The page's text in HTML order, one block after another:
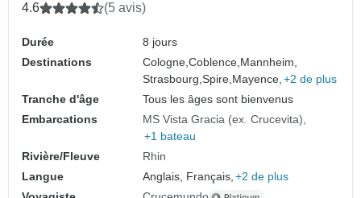
4.6 (5 avis)
Durée
8 jours
Destinations
Cologne,Coblence, Mannheim,
Strasbourg,Spire, Mayence, +2 de plus
Tranche d'âge
Tous les âges sont bienvenus
Embarcations
MS Vista Gracia (ex. Crucevita)
+1 bateau
Rivière/Fleuve
Rhin
Langue
Anglais, Français, +2 de plus